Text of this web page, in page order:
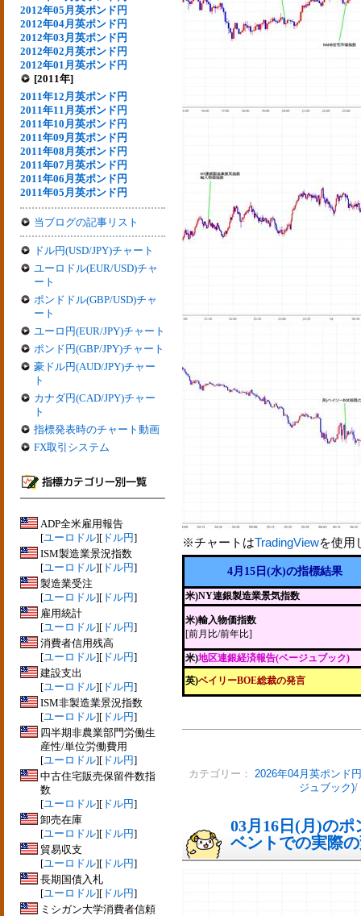
2012年05月英ポンド円
2012年04月英ポンド円
2012年03月英ポンド円
2012年02月英ポンド円
2012年01月英ポンド円
[2011年]
2011年12月英ポンド円
2011年11月英ポンド円
2011年10月英ポンド円
2011年09月英ポンド円
2011年08月英ポンド円
2011年07月英ポンド円
2011年06月英ポンド円
2011年05月英ポンド円
当ブログの記事リスト
ドル円(USD/JPY)チャート
ユーロドル(EUR/USD)チャ
ート
ポンドドル(GBP/USD)チャ
ート
ユーロ円(EUR/JPY)チャート
ポンド円(GBP/JPY)チャート
豪ドル円(AUD/JPY)チャー
ト
カナダ円(CAD/JPY)チャー
ト
指標発表時のチャート動画
FX取引システム
ADP全米雇用報告
[ユーロドル][ ドル円]
ISM製造業景況指数
[ユーロドル][ ドル円]
製造業受注
[ユーロドル][ ドル円]
雇用統計
[ユーロドル][ ドル円]
消費者信用残高
[ユーロドル][ ドル円]
建設支出
[ユーロドル][ ドル円]
ISM非製造業景況指数
[ユーロドル][ ドル円]
四半期非農業部門労働生
産性/単位労働費用
[ユーロドル][ ドル円]
中古住宅販売保留件数指
数
[ユーロドル][ ドル円]
卸売在庫
[ユーロドル][ ドル円]
貿易収支
[ユーロドル][ ドル円]
長期国債入札
[ユーロドル][ ドル円]
ミシガン大学消費者信頼
※チャートはTradingViewを使用
4月15日(水)の指標結果
米)NY連銀製造業景気指数
米)輸入物価指数
[前月比/前年比]
米)地区連銀経済報告(ベージュブック)
英)ベイリーBOE総裁の発言
カテゴリー： 2026年04月英ポンド円
ジュブック)/
03月16日(月)の
ベントでの実際